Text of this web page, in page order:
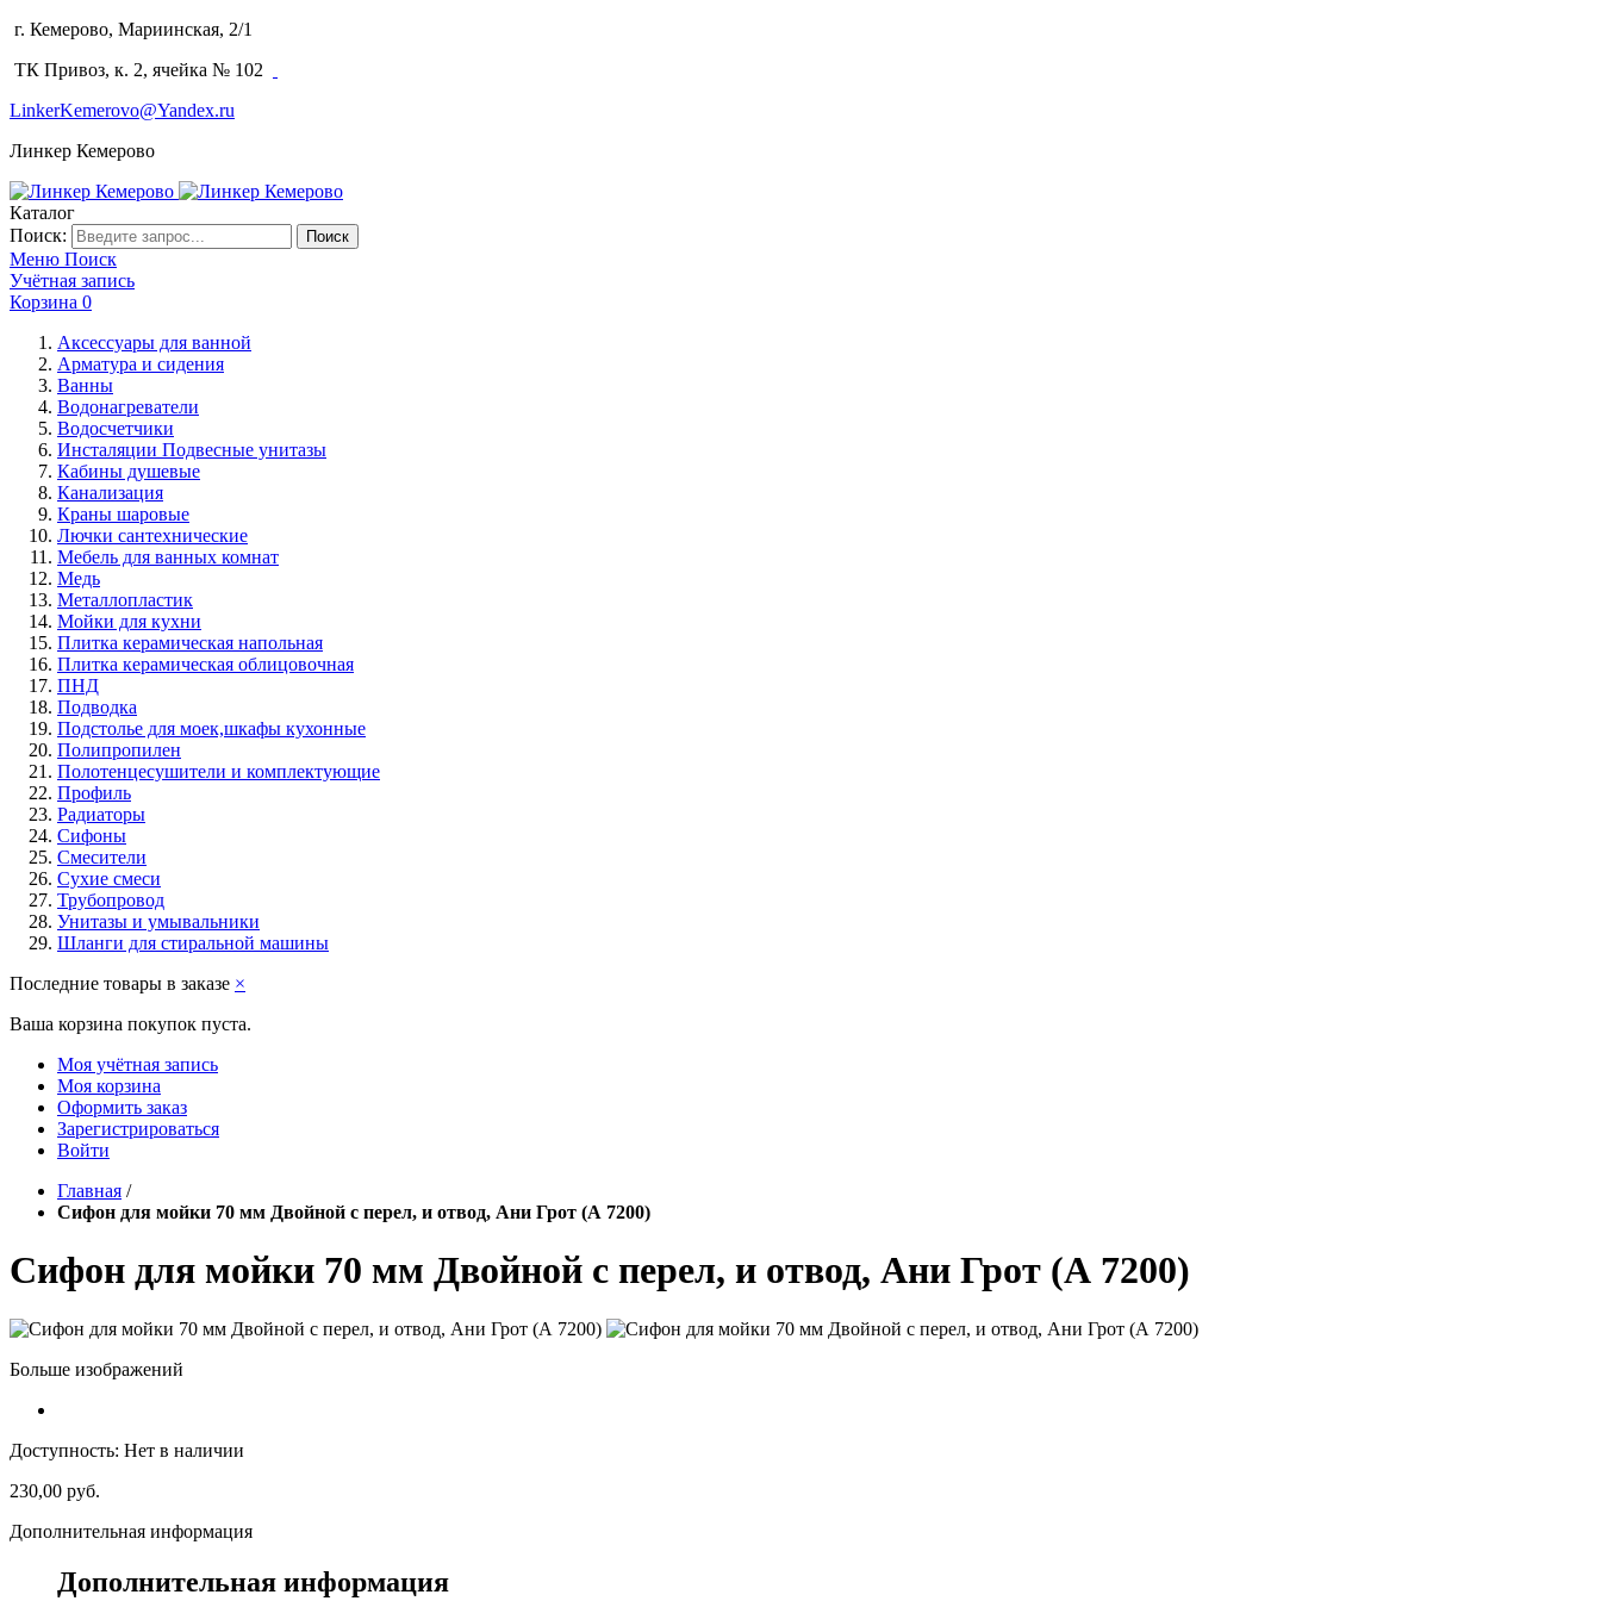
г. Кемерово, Мариинская, 2/1
ТК Привоз, к. 2, ячейка № 102
LinkerKemerovo@Yandex.ru
Линкер Кемерово
Каталог
Поиск:
Поиск
Меню Поиск
Учётная запись
Корзина 0
Аксессуары для ванной
Арматура и сидения
Ванны
Водонагреватели
Водосчетчики
Инсталяции Подвесные унитазы
Кабины душевые
Канализация
Краны шаровые
Лючки сантехнические
Мебель для ванных комнат
Медь
Металлопластик
Мойки для кухни
Плитка керамическая напольная
Плитка керамическая облицовочная
ПНД
Подводка
Подстолье для моек,шкафы кухонные
Полипропилен
Полотенцесушители и комплектующие
Профиль
Радиаторы
Сифоны
Смесители
Сухие смеси
Трубопровод
Унитазы и умывальники
Шланги для стиральной машины
Последние товары в заказе ×
Ваша корзина покупок пуста.
Моя учётная запись
Моя корзина
Оформить заказ
Зарегистрироваться
Войти
Главная /
Сифон для мойки 70 мм Двойной с перел, и отвод, Ани Грот (А 7200)
Сифон для мойки 70 мм Двойной с перел, и отвод, Ани Грот (А 7200)
Больше изображений
Доступность: Нет в наличии
230,00 руб.
Дополнительная информация
Дополнительная информация